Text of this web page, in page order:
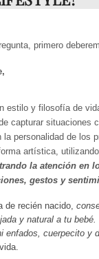
primero
estilo y filosofía de
capturar situaciones
la personalidad de los
artística,
la atención en
gestos y
de recién nacido,
y natural a tu bebé.
enfados, cuerpecito y